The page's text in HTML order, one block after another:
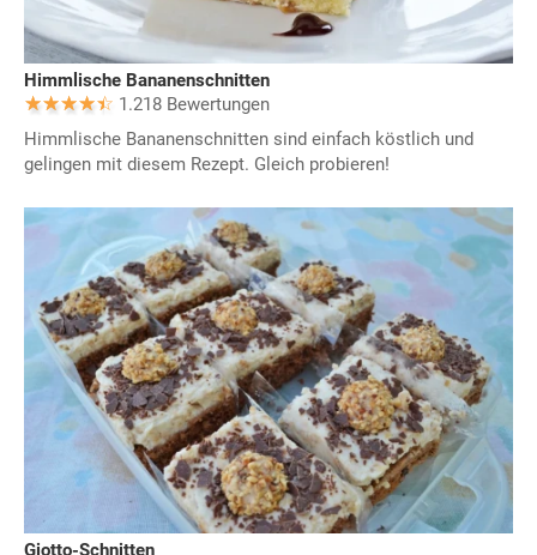
Himmlische Bananenschnitten
1.218 Bewertungen
Himmlische Bananenschnitten sind einfach köstlich und
gelingen mit diesem Rezept. Gleich probieren!
Giotto-Schnitten